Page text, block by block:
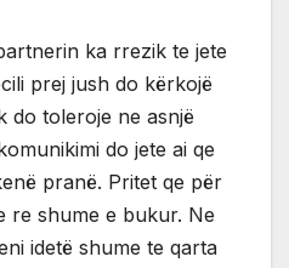
ka rrezik te jete
prej jush do kërkojë
do toleroje ne asnjë
do jete ai qe
pranë. Pritet qe për
re shume e bukur. Ne
idetë shume te qarta